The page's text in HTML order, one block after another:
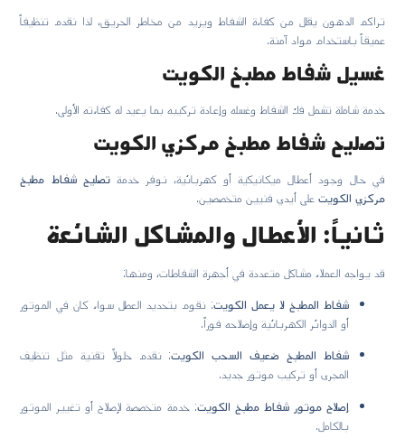
تراكم الدهون يقلل من كفاءة الشفاط ويزيد من مخاطر الحريق، لذا نقدم تنظيفاً
عميقاً باستخدام مواد آمنة.
غسيل شفاط مطبخ الكويت
خدمة شاملة تشمل فك الشفاط وغسله وإعادة تركيبه بما يعيد له كفاءته الأولى.
تصليح شفاط مطبخ مركزي الكويت
في حال وجود أعطال ميكانيكية أو كهربائية، نوفر خدمةتصليح شفاط مطبخ
مركزي الكويتعلى أيدي فنيين متخصصين.
ثانياً: الأعطال والمشاكل الشائعة
قد يواجه العملاء مشاكل متعددة في أجهزة الشفاطات، ومنها:
شفاط المطبخ لا يعمل الكويت: نقوم بتحديد العطل سواء كان في الموتور
أو الدوائر الكهربائية وإصلاحه فوراً.
شفاط المطبخ ضعيف السحب الكويت: نقدم حلولاً تقنية مثل تنظيف
المجرى أو تركيب موتور جديد.
إصلاح موتور شفاط مطبخ الكويت: خدمة متخصصة لإصلاح أو تغيير الموتور
بالكامل.